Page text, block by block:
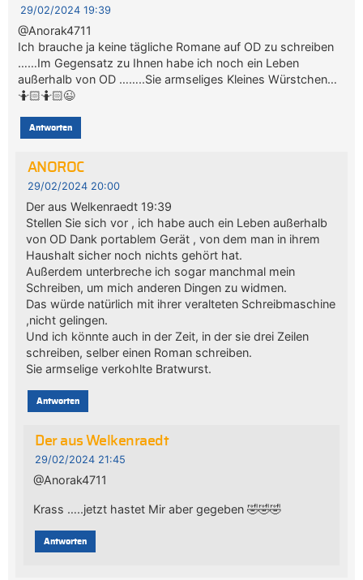
29/02/2024 19:39
@Anorak4711
Ich brauche ja keine tägliche Romane auf OD zu schreiben
……Im Gegensatz zu Ihnen habe ich noch ein Leben
außerhalb von OD ……..Sie armseliges Kleines Würstchen…
🤷🏻🤷🏻😉
Antworten
ANOROC
29/02/2024 20:00
Der aus Welkenraedt 19:39
Stellen Sie sich vor , ich habe auch ein Leben außerhalb
von OD Dank portablem Gerät , von dem man in ihrem
Haushalt sicher noch nichts gehört hat.
Außerdem unterbreche ich sogar manchmal mein
Schreiben, um mich anderen Dingen zu widmen.
Das würde natürlich mit ihrer veralteten Schreibmaschine
,nicht gelingen.
Und ich könnte auch in der Zeit, in der sie drei Zeilen
schreiben, selber einen Roman schreiben.
Sie armselige verkohlte Bratwurst.
Antworten
Der aus Welkenraedt
29/02/2024 21:45
@Anorak4711
Krass …..jetzt hastet Mir aber gegeben 🤣🤣🤣
Antworten